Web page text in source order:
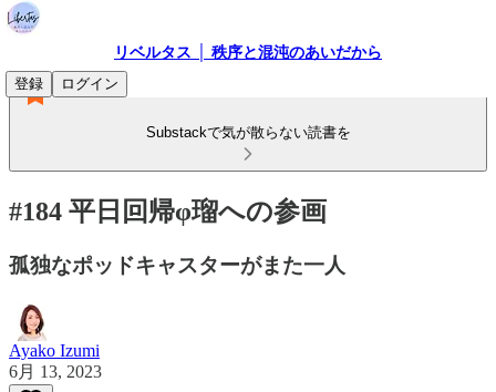
リベルタス │ 秩序と混沌のあいだから
登録
ログイン
Substackで気が散らない読書を
#184 平日回帰φ瑠への参画
孤独なポッドキャスターがまた一人
Ayako Izumi
6月 13, 2023